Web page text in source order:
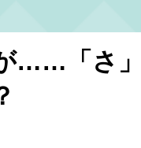
……「さ